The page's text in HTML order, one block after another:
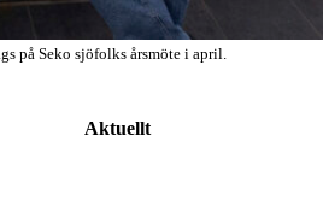
på Seko sjöfolks årsmöte i april.
Aktuellt